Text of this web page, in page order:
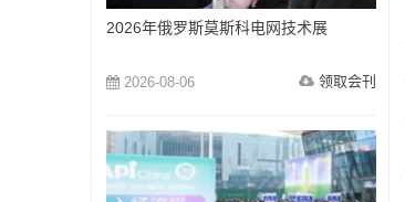
2026年俄罗斯莫斯科电网技术展
2026-08-06 领取会刊